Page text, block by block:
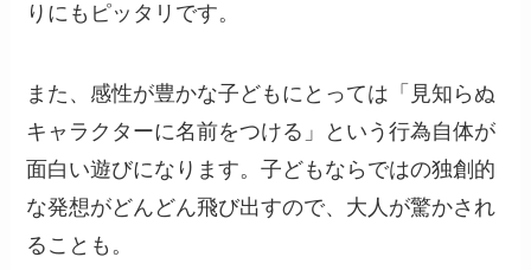
りにもピッタリです。
また、感性が豊かな子どもにとっては「見知らぬ
キャラクターに名前をつける」という行為自体が
面白い遊びになります。子どもならではの独創的
な発想がどんどん飛び出すので、大人が驚かされ
ることも。